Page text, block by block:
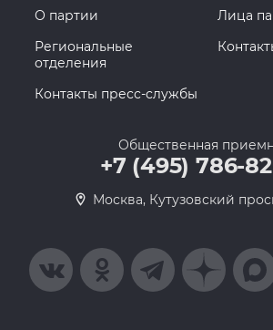
О партии
Лица
Региональные
отделения
Контакты пресс-службы
Общественная
+7 (495) 786-
Москва, Кутузовский